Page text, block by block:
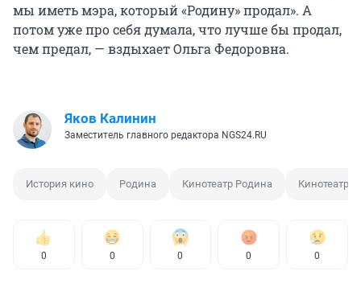
мы иметь мэра, который «Родину» продал». А
потом уже про себя думала, что лучше бы продал,
чем предал, — вздыхает Ольга Федоровна.
Яков Калинин
Заместитель главного редактора NGS24.RU
История кино Родина Кинотеатр Родина Кинотеатр
0 0 0 0 0